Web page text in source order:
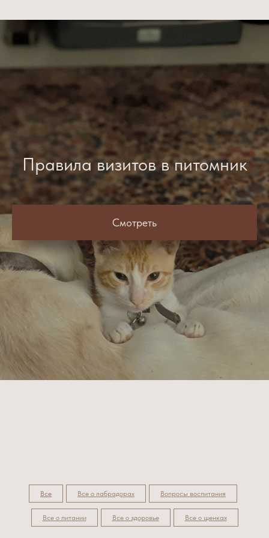
Правила визитов в питомник
Смотреть
Все Все о лабрадорах Вопросы воспитания
Все о питании Все о здоровье Все о щенках